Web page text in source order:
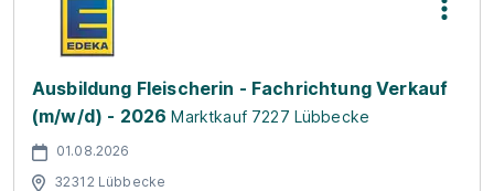
Ausbildung Fleischerin - Fachrichtung Verkauf
(m/w/d) - 2026 Marktkauf 7227 Lübbecke
01.08.2026
32312 Lübbecke